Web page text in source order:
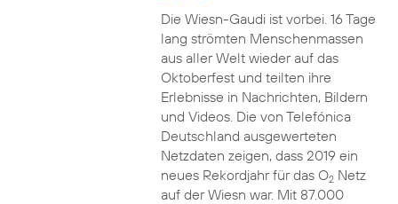
Die Wiesn-Gaudi ist vorbei. 16 Tage
lang strömten Menschenmassen
aus aller Welt wieder auf das
Oktoberfest und teilten ihre
Erlebnisse in Nachrichten, Bildern
und Videos. Die von Telefónica
Deutschland ausgewerteten
Netzdaten zeigen, dass 2019 ein
neues Rekordjahr für das O2Netz
auf der Wiesn war. Mit 87.000